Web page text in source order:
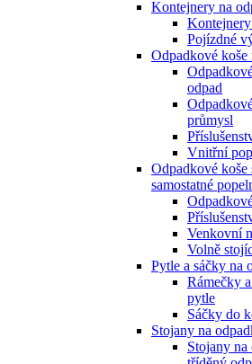
Kontejnery na
Pojízdné
Odpadkové koše
odpad
průmysl
Vnitřní
Odpadkové koše
samostatné
Venkovní
Volně
Pytle a sáčky na
Rámečky
pytle
Sáčky do
Stojany na
Stojany na